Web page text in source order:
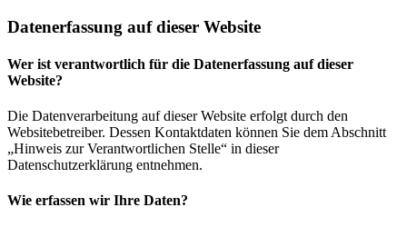
Datenerfassung auf dieser Website
Wer ist verantwortlich für die Datenerfassung auf dieser
Website?
Die Datenverarbeitung auf dieser Website erfolgt durch den
Websitebetreiber. Dessen Kontaktdaten können Sie dem Abschnitt
„Hinweis zur Verantwortlichen Stelle“ in dieser
Datenschutzerklärung entnehmen.
Wie erfassen wir Ihre Daten?